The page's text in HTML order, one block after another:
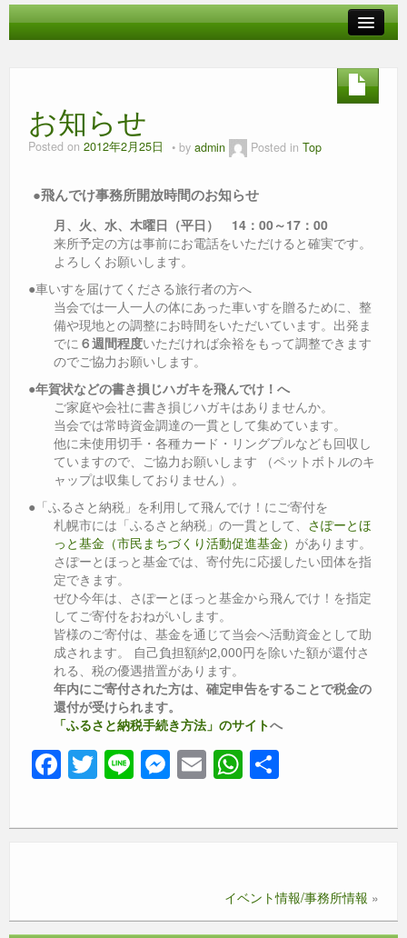
私たちの活動
お知らせ
Posted on 2012年2月25日 by admin Posted in Top
●飛んでけ事務所開放時間のお知らせ
月、火、水、木曜日（平日 ） 14：00～17：00
来所予定の方は事前にお電話をいただけると確実です。
よろしくお願いします。
●車いすを届けてくださる旅行者の方へ
当会では一人一人の体にあった車いすを贈るために、整
備や現地との調整にお時間をいただいています。出発ま
でに ６週間程度いただければ余裕をもって調整できます
のでご協力お願いします。
●年賀状などの書き損じハガキを飛んでけ！へ
ご家庭や会社に書き損じハガキはありませんか。
当会では常時資金調達の一貫として集めています。
他に未使用切手・各種カード・リングプルなども回収し
ていますので、ご協力お願いします （ペットボトルのキ
ャップは収集しておりません）。
●「ふるさと納税」を利用して飛んでけ！にご寄付を
札幌市には「ふるさと納税」の一貫として、 さぽーとほ
っと基金（市民まちづくり活動促進基金） があります。
さぽーとほっと基金では、寄付先に応援したい団体を指
定できます。
ぜひ今年は、さぽーとほっと基金から飛んでけ！を指定
してご寄付をおねがいします。
皆様のご寄付は、基金を通じて当会へ活動資金として助
成されます。 自己負担額約2,000円を除いた額が還付さ
れる、税の優遇措置があります。
年内にご寄付された方は、確定申告をすることで税金の
還付が受けられます。
「ふるさと納税手続き方法」のサイトへ
F
a
c
o
T
wi
tt
Li
n
e
M
e
ss
g
E
m
ail
W
h
at
p
イベント情報/事務所情報 »